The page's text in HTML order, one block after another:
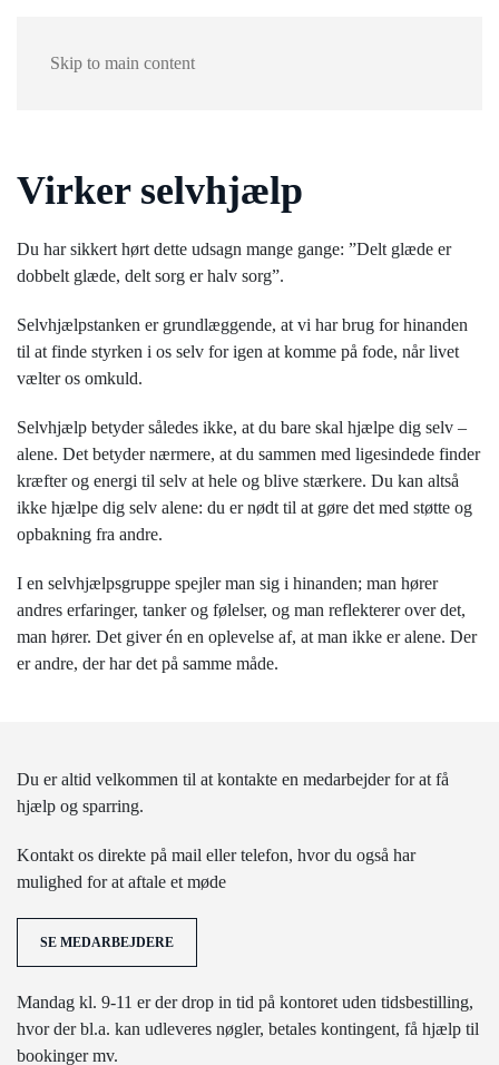
Skip to main content
Virker selvhjælp
Du har sikkert hørt dette udsagn mange gange: ”Delt glæde er
dobbelt glæde, delt sorg er halv sorg”.
Selvhjælpstanken er grundlæggende, at vi har brug for hinanden
til at finde styrken i os selv for igen at komme på fode, når livet
vælter os omkuld.
Selvhjælp betyder således ikke, at du bare skal hjælpe dig selv –
alene. Det betyder nærmere, at du sammen med ligesindede finder
kræfter og energi til selv at hele og blive stærkere. Du kan altså
ikke hjælpe dig selv alene: du er nødt til at gøre det med støtte og
opbakning fra andre.
I en selvhjælpsgruppe spejler man sig i hinanden; man hører
andres erfaringer, tanker og følelser, og man reflekterer over det,
man hører. Det giver én en oplevelse af, at man ikke er alene. Der
er andre, der har det på samme måde.
Du er altid velkommen til at kontakte en medarbejder for at få
hjælp og sparring.
Kontakt os direkte på mail eller telefon, hvor du også har
mulighed for at aftale et møde
SE MEDARBEJDERE
Mandag kl. 9-11 er der drop in tid på kontoret uden tidsbestilling,
hvor der bl.a. kan udleveres nøgler, betales kontingent, få hjælp til
bookinger mv.